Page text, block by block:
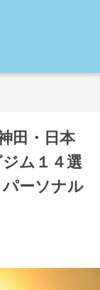
田・日本
ム１４選
ーソナル